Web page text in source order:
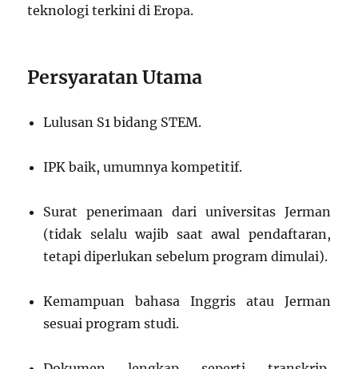
teknologi terkini di Eropa.
Persyaratan Utama
Lulusan S1 bidang STEM.
IPK baik, umumnya kompetitif.
Surat penerimaan dari universitas Jerman
(tidak selalu wajib saat awal pendaftaran,
tetapi diperlukan sebelum program dimulai).
Kemampuan bahasa Inggris atau Jerman
sesuai program studi.